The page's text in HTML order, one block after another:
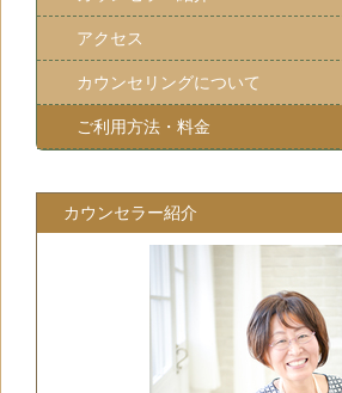
アクセス
カウンセリングについて
ご利用方法・料金
カウンセラー紹介